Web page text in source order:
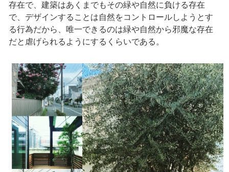
存在で、建築はあくまでもその緑や自然に負ける存在
で、デザインすることは自然をコントロールしようとす
る行為だから、唯一できるのは緑や自然から邪魔な存在
だと虐げられるようにするくらいである。